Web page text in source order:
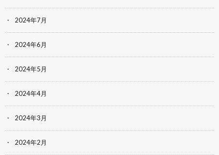
2024年7月
2024年6月
2024年5月
2024年4月
2024年3月
2024年2月